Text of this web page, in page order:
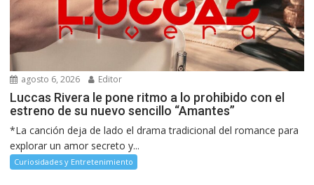
agosto 6, 2026 Editor
Luccas Rivera le pone ritmo a lo prohibido con el
estreno de su nuevo sencillo “Amantes”
*La canción deja de lado el drama tradicional del romance para
explorar un amor secreto y...
Curiosidades y Entretenimiento